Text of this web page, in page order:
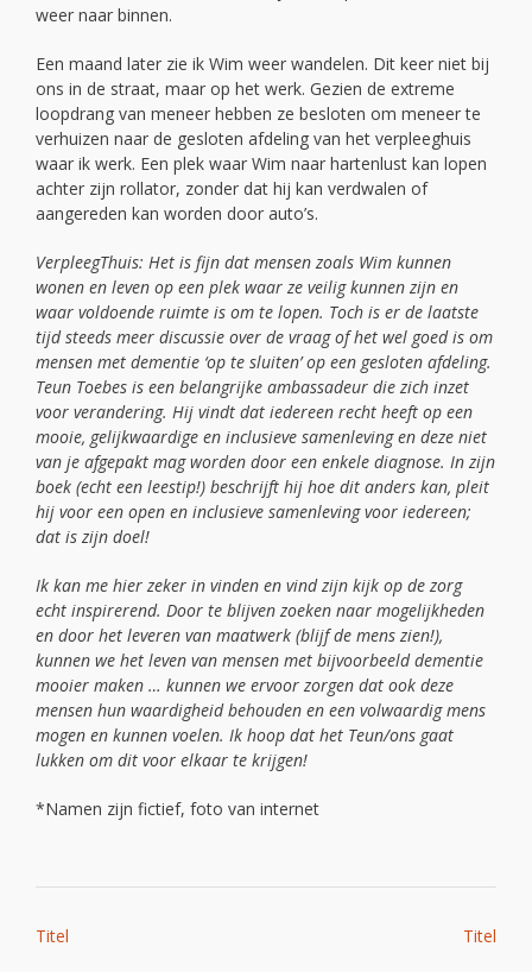
weer naar binnen.
Een maand later zie ik Wim weer wandelen. Dit keer niet bij
ons in de straat, maar op het werk. Gezien de extreme
loopdrang van meneer hebben ze besloten om meneer te
verhuizen naar de gesloten afdeling van het verpleeghuis
waar ik werk. Een plek waar Wim naar hartenlust kan lopen
achter zijn rollator, zonder dat hij kan verdwalen of
aangereden kan worden door auto’s.
VerpleegThuis: Het is fijn dat mensen zoals Wim kunnen
wonen en leven op een plek waar ze veilig kunnen zijn en
waar voldoende ruimte is om te lopen. Toch is er de laatste
tijd steeds meer discussie over de vraag of het wel goed is om
mensen met dementie ‘op te sluiten’ op een gesloten afdeling.
Teun Toebes is een belangrijke ambassadeur die zich inzet
voor verandering. Hij vindt dat iedereen recht heeft op een
mooie, gelijkwaardige en inclusieve samenleving en deze niet
van je afgepakt mag worden door een enkele diagnose. In zijn
boek (echt een leestip!) beschrijft hij hoe dit anders kan, pleit
hij voor een open en inclusieve samenleving voor iedereen;
dat is zijn doel!
Ik kan me hier zeker in vinden en vind zijn kijk op de zorg
echt inspirerend. Door te blijven zoeken naar mogelijkheden
en door het leveren van maatwerk (blijf de mens zien!),
kunnen we het leven van mensen met bijvoorbeeld dementie
mooier maken … kunnen we ervoor zorgen dat ook deze
mensen hun waardigheid behouden en een volwaardig mens
mogen en kunnen voelen. Ik hoop dat het Teun/ons gaat
lukken om dit voor elkaar te krijgen!
*Namen zijn fictief, foto van internet
Bericht
Titel Titel